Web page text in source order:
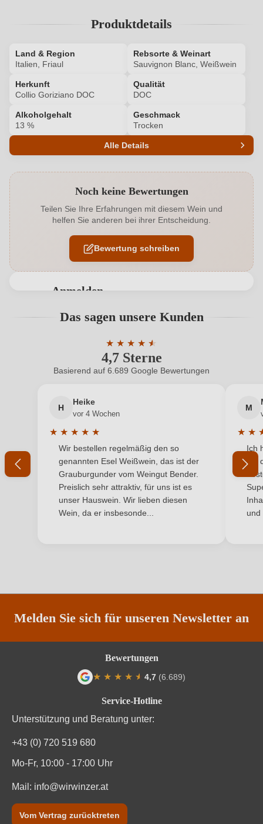
Produktdetails
Land & Region
Italien, Friaul
Rebsorte & Weinart
Sauvignon Blanc, Weißwein
Herkunft
Collio Goriziano DOC
Qualität
DOC
Alkoholgehalt
13 %
Geschmack
Trocken
Alle Details
Alkoholgehalt in % 13 %
Allergene Enthält Sulfite
Flaschenverschluss Naturkorken
Gruppo Vinicolo Fantinel S.P.A., Via Tesis 8, 33097
Tauriano, Italien
Land Italien
Qualität DOC
Sauvignon Blanc
Nährwertangaben
Trauben, konzentrierter Traubenmost, Säureregulatoren
414, E 456). Enthält geringfügige Mengen von Fett,
Noch keine Bewertungen
Teilen Sie Ihre Erfahrungen mit diesem Wein und
helfen Sie anderen bei ihrer Entscheidung.
Bewertung schreiben
Anmelden
Benutzern abgegeben werden. Bitte loggen Sie sich
Neuer Kunde? Neuer Kunde?
Ihre E-Mail-Adresse
Ihr Passwort
Ich habe mein Passwort vergessen
Das sagen unsere Kunden
4,7 Sterne
★ ★ ★ ★ ★
★
Durchschnittliche Bewertung von 4.7
Basierend auf 6.689 Google Bewertungen
H
Heike
vor 4 Wochen
★ ★ ★ ★ ★
Durchschnittliche Bewertung von 5 von 5 Sternen
Wir bestellen regelmäßig den so
genannten Esel Weißwein, das ist der
Grauburgunder vom Weingut Bender.
Preislich sehr attraktiv, für uns ist es
unser Hauswein. Wir lieben diesen
Wein, da er insbesonde...
M
★ ★
Ich
mit
und
Melden Sie sich für unseren Newsletter an
Service-Hotline
Unterstützung und Beratung unter:
+43 (0) 720 519 680
Mo-Fr, 10:00 - 17:00 Uhr
Mail: info@wirwinzer.at
Vom Vertrag zurücktreten
Bewertungen
★ ★ ★ ★ ★
★ 4,7 (6.689)